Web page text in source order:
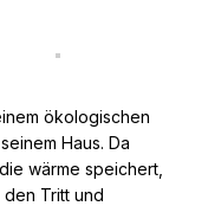
ökologischen
Haus. Da
wärme speichert,
Tritt und